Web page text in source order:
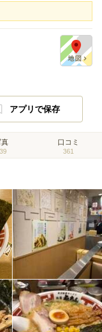
アプリで保存
口コミ
361